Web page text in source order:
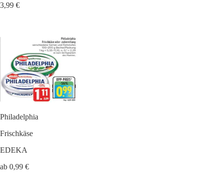
3,99 €
Philadelphia
Frischkäse
EDEKA
ab 0,99 €